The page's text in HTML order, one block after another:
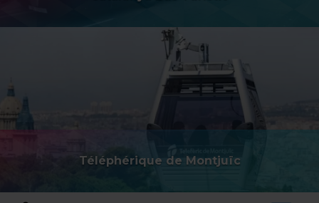
naviguer. Vous pouvez seulement consulter notre
À tout moment de la navigation sur ce site, vous pouvez
modifier votre sélection de cookies en vous rendant dans
l’option « Gestionnaire de cookies », que vous trouverez
dans le menu en bas du site.
Téléphérique de Montjuïc